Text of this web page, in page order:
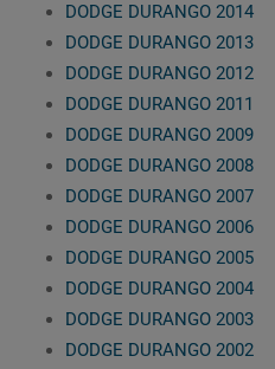
DODGE DURANGO 2014
DODGE DURANGO 2013
DODGE DURANGO 2012
DODGE DURANGO 2011
DODGE DURANGO 2009
DODGE DURANGO 2008
DODGE DURANGO 2007
DODGE DURANGO 2006
DODGE DURANGO 2005
DODGE DURANGO 2004
DODGE DURANGO 2003
DODGE DURANGO 2002